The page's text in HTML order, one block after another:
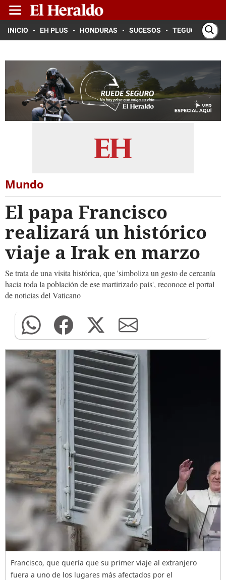
INICIO EH PLUS HONDURAS SUCESOS TEGUCIGALPA
Mundo
El papa Francisco
realizará un histórico
viaje a Irak en marzo
Se trata de una visita histórica, que 'simboliza un gesto de cercanía
hacia toda la población de ese martirizado país', reconoce el portal
de noticias del Vaticano
Francisco, que quería que su primer viaje al extranjero
fuera a uno de los lugares más afectados por el